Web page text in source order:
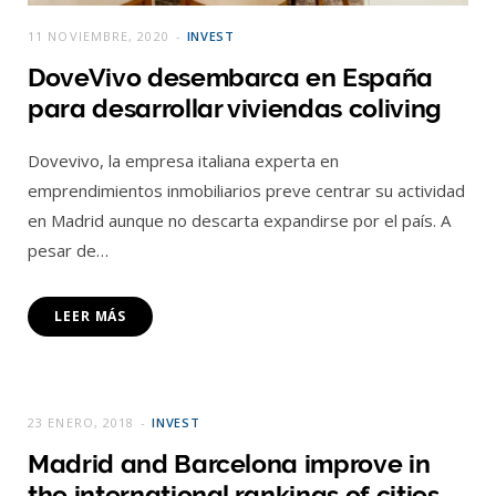
INVEST
11 NOVIEMBRE, 2020
DoveVivo desembarca en España
para desarrollar viviendas coliving
Dovevivo, la empresa italiana experta en
emprendimientos inmobiliarios preve centrar su actividad
en Madrid aunque no descarta expandirse por el país. A
pesar de…
LEER MÁS
INVEST
23 ENERO, 2018
Madrid and Barcelona improve in